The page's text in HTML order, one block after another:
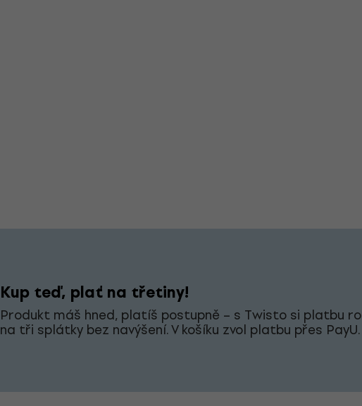
Kup teď, plať na třetiny!
Produkt máš hned, platíš postupně – s Twisto si platbu
na tři splátky bez navýšení. V košíku zvol platbu přes PayU.